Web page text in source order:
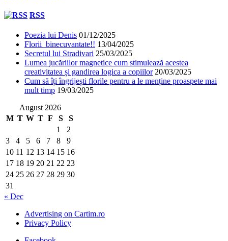
RSS
Poezia lui Denis 01/12/2025
Florii binecuvantate!! 13/04/2025
Secretul lui Stradivari 25/03/2025
Lumea jucăriilor magnetice cum stimulează acestea
creativitatea și gandirea logica a copiilor 20/03/2025
Cum să îți îngrijești florile pentru a le menține proaspete mai
mult timp 19/03/2025
August 2026
M T W T F S
S
1
2
3
4 5 6 7 8
9
10 11 12 13 14 15 16
17 18 19 20 21 22 23
24 25 26 27 28 29 30
31
« Dec
Advertising on Cartim.ro
Privacy Policy